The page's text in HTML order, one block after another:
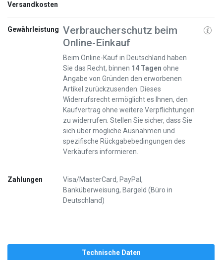
Versandkosten
Gewährleistung Verbraucherschutz beim
Online-Einkauf
Beim Online-Kauf in Deutschland haben
Sie das Recht, binnen 14 Tagen ohne
Angabe von Gründen den erworbenen
Artikel zurückzusenden. Dieses
Widerrufsrecht ermöglicht es Ihnen, den
Kaufvertrag ohne weitere Verpflichtungen
zu widerrufen. Stellen Sie sicher, dass Sie
sich über mögliche Ausnahmen und
spezifische Rückgabebedingungen des
Verkäufers informieren.
Zahlungen
Visa/MasterCard, PayPal,
Banküberweisung, Bargeld (Büro in
Deutschland)
Technische Daten